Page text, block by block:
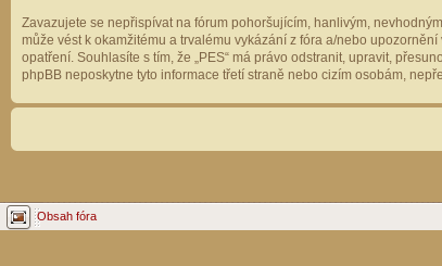
Zavazujete se nepřispívat na fórum pohoršujícím, hanlivým,
může vést k okamžitému a trvalému vykázání z fóra a/nebo
opatření. Souhlasíte s tím, že „PES“ má právo odstranit, upravit,
phpBB neposkytne tyto informace třetí straně nebo cizím osobám,
Obsah fóra